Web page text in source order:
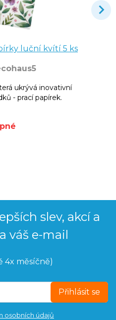
luční kvítí 5 ks
ukrývá inovativní
- prací papírek.
slev, akcí a
váš e-mail
4x měsíčně)
Přihlásit se
osobních údajů